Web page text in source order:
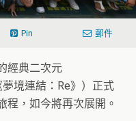
Pin 郵件
經典二次元
夢境連結：Re》）正式
程，如今將再次展開。